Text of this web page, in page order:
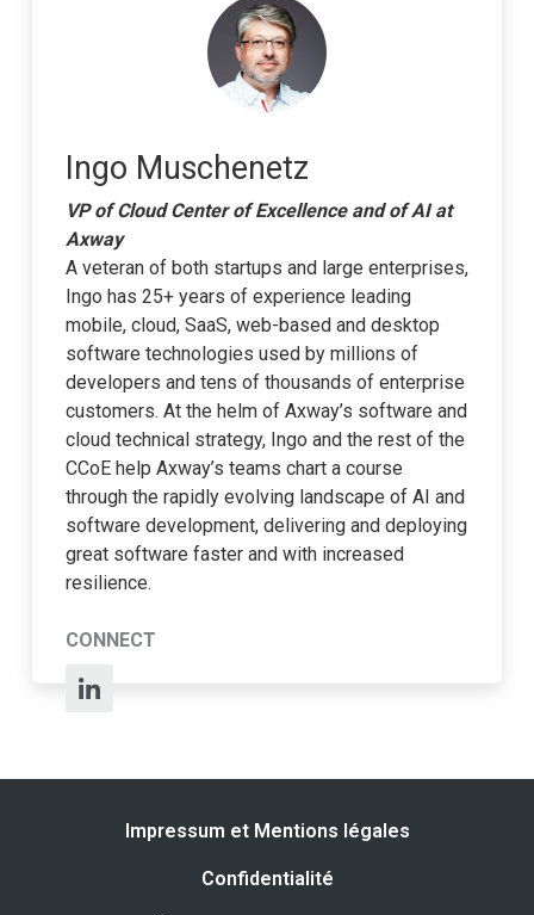
Ingo Muschenetz
VP of Cloud Center of Excellence and of AI at
Axway
A veteran of both startups and large enterprises,
Ingo has 25+ years of experience leading
mobile, cloud, SaaS, web-based and desktop
software technologies used by millions of
developers and tens of thousands of enterprise
customers. At the helm of Axway’s software and
cloud technical strategy, Ingo and the rest of the
CCoE help Axway’s teams chart a course
through the rapidly evolving landscape of AI and
software development, delivering and deploying
great software faster and with increased
resilience.
CONNECT
Impressum et Mentions légales
Confidentialité